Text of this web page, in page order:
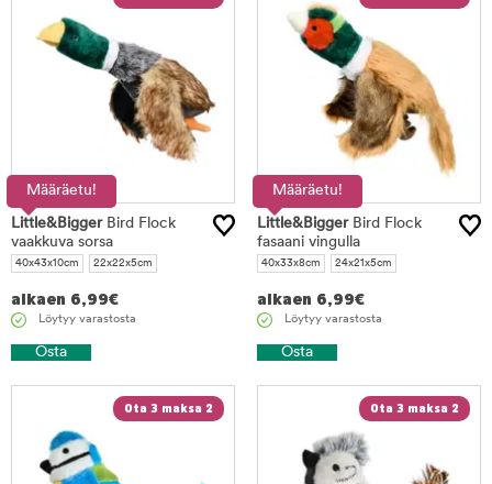
Määräetu!
Little&BiggerBird Flock
vaakkuva sorsa
40x43x10cm 22x22x5cm
alkaen 6,99€
Löytyy varastosta
Osta
Määräetu!
Little&BiggerBird Flock
fasaani vingulla
40x33x8cm 24x21x5cm
alkaen 6,99€
Löytyy varastosta
Osta
Ota 3 maksa 2 Ota 3 maksa 2